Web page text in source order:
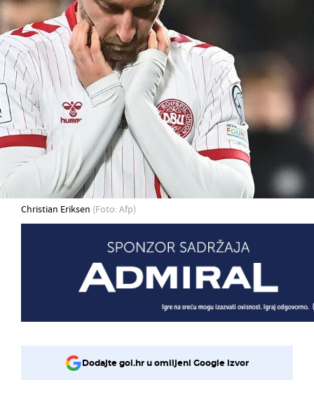
Christian Eriksen (Foto: Afp)
Dodajte gol.hr u omiljeni Google izvor